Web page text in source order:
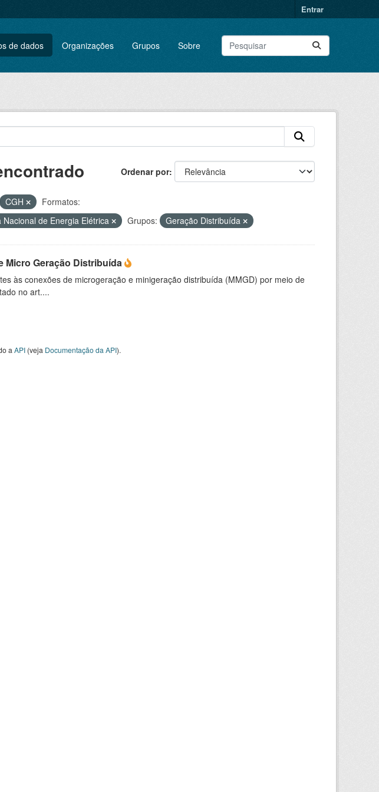
Entrar
de dados Organizações Grupos Sobre
Ordenar por
CGH
Formatos:
Nacional de Energia Elétrica Grupos: Geração Distribuída
Micro Geração Distribuída
às conexões de microgeração e minigeração distribuída (MMGD) por meio de
no art....
a API(veja Documentação da API).